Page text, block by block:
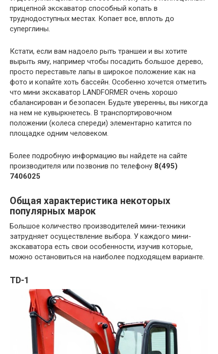
прицепной экскаватор способный копать в
труднодоступных местах. Копает все, вплоть до
суперглины.
Кстати, если вам надоело рыть траншеи и вы хотите
вырыть яму, например чтобы посадить большое дерево,
просто переставьте лапы в широкое положение как на
фото и копайте хоть бассейн. Особенно хочется отметить
что мини экскаватор LANDFORMER очень хорошо
сбалансирован и безопасен. Будьте уверенны, вы никогда
на нем не кувыркнетесь. В транспортировочном
положении (колеса спереди) элементарно катится по
площадке одним человеком.
Более подробную информацию вы найдете на сайте
производителя или позвонив по телефону 8(495)
7406025
Общая характеристика некоторых
популярных марок
Большое количество производителей мини-техники
затрудняет осуществление выбора. У каждого мини-
экскаватора есть свои особенности, изучив которые,
можно остановиться на наиболее подходящем варианте.
TD-1